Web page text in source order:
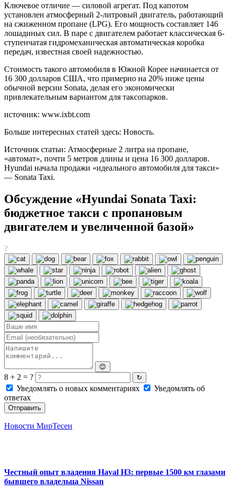
Ключевое отличие — силовой агрегат. Под капотом
установлен атмосферный 2-литровый двигатель, работающий
на сжиженном пропане (LPG). Его мощность составляет 146
лошадиных сил. В паре с двигателем работает классическая 6-
ступенчатая гидромеханическая автоматическая коробка
передач, известная своей надежностью.
Стоимость такого автомобиля в Южной Корее начинается от
16 300 долларов США, что примерно на 20% ниже цены
обычной версии Sonata, делая его экономически
привлекательным вариантом для таксопарков.
источник: www.ixbt.com
Больше интересных статей здесь: Новость.
Источник статьи: Атмосферные 2 литра на пропане,
«автомат», почти 5 метров длины и цена 16 300 долларов.
Hyundai начала продажи «идеального автомобиля для такси»
— Sonata Taxi.
Обсуждение «Hyundai Sonata Taxi:
бюджетное такси с пропановым
двигателем и увеличенной базой»
?
😊
8 + 2 = ? ↻
Уведомлять о новых комментариях
Уведомлять об
ответах
Отправить
Новости МирТесен
Честный опыт владения Haval H3: первые 1500 км глазами
бывшего владельца Nissan